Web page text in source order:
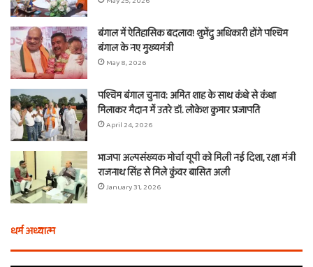
बंगाल में ऐतिहासिक बदलाव! शुभेंदु अधिकारी होंगे पश्चिम
बंगाल के नए मुख्यमंत्री
May 8, 2026
पश्चिम बंगाल चुनाव: अमित शाह के साथ कंधे से कंधा
मिलाकर मैदान में उतरे डॉ. लोकेश कुमार प्रजापति
April 24, 2026
भाजपा अल्पसंख्यक मोर्चा यूपी को मिली नई दिशा, रक्षा मंत्री
राजनाथ सिंह से मिले कुंवर बासित अली
January 31, 2026
धर्म अध्यात्म